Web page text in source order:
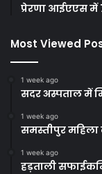
प्रेरणा आईएएस में
Most Viewed
1 week ago
सदर अस्पताल में
1 week ago
समस्तीपुर
1 week ago
हड़ताली